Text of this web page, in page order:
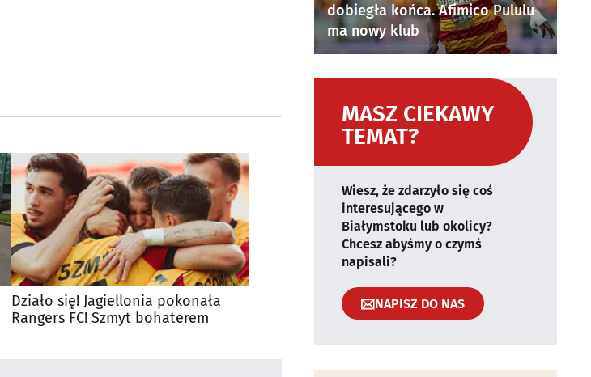
Działo się! Jagiellonia pokonała
Rangers FC! Szmyt bohaterem
dobiegła końca. Afimico Pululu
ma nowy klub
MASZ CIEKAWY
TEMAT?
Wiesz, że zdarzyło się coś
interesującego w
Białymstoku lub okolicy?
Chcesz abyśmy o czymś
napisali?
NAPISZ DO NAS